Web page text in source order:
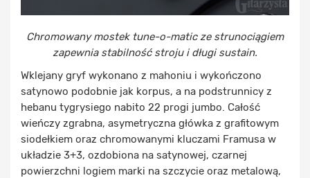
Chromowany mostek tune-o-matic ze strunociągiem
zapewnia stabilność stroju i długi sustain.
Wklejany gryf wykonano z mahoniu i wykończono
satynowo podobnie jak korpus, a na podstrunnicy z
hebanu tygrysiego nabito 22 progi jumbo. Całość
wieńczy zgrabna, asymetryczna główka z grafitowym
siodełkiem oraz chromowanymi kluczami Framusa w
układzie 3+3, ozdobiona na satynowej, czarnej
powierzchni logiem marki na szczycie oraz metalową,